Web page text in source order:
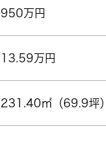
950万円
13.59万円
231.40㎡（69.9坪）